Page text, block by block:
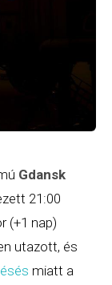
Gdansk
21:00
(+1 nap)
utazott, és
miatt a